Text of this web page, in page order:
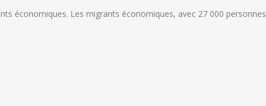
économiques. Les migrants économiques, avec 27 000 personnes